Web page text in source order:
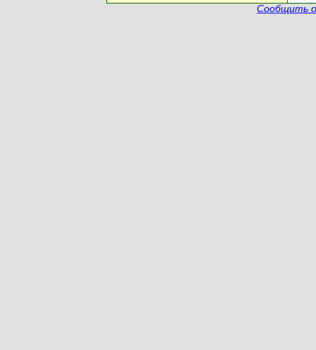
Сообщить о